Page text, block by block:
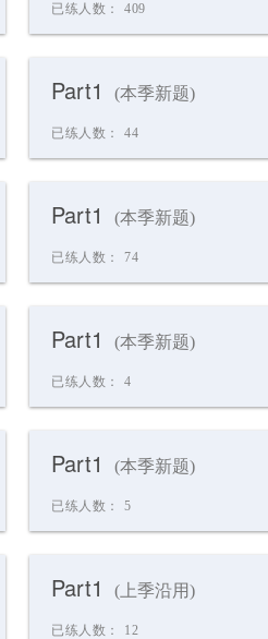
已练人数： 409
Part1 (本季新题)
已练人数： 44
Part1 (本季新题)
已练人数： 74
Part1 (本季新题)
已练人数： 4
Part1 (本季新题)
已练人数： 5
Part1 (上季沿用)
已练人数： 12